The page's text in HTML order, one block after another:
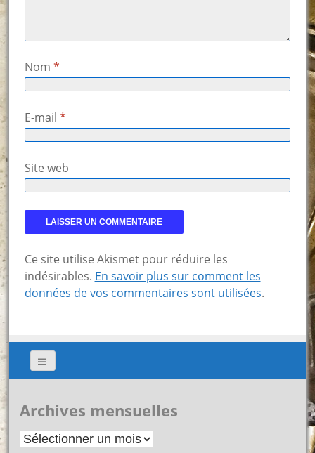
Nom *
E-mail *
Site web
Ce site utilise Akismet pour réduire les
indésirables. En savoir plus sur comment les
données de vos commentaires sont utilisées.
Archives mensuelles
Archives